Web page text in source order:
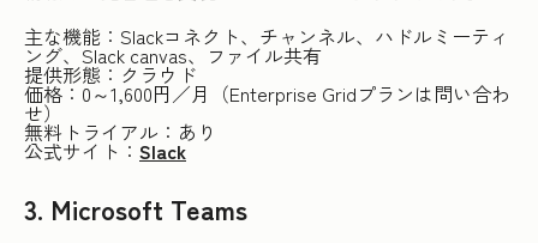
主な機能：Slackコネクト、チャンネル、ハドルミーティ
ング、Slack canvas、ファイル共有
提供形態：クラウド
価格：0～1,600円／月（Enterprise Gridプランは問い合わ
せ）
無料トライアル：あり
公式サイト： Slack
3. Microsoft Teams